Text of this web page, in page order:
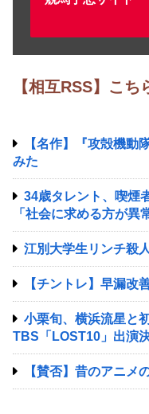
【相互RSS】こち
【名作】『攻殻機動
みた
34歳タレント、喫煙
「社会に求める方が異
江別大学生リンチ殺
【チントレ】早漏改
小栗旬、横浜流星と
TBS「LOST10」出演
ぶり
【賛否】昔のアニメ